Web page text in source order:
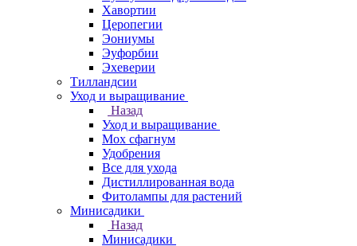
Хавортии
Церопегии
Эониумы
Эуфорбии
Эхеверии
Тилландсии
Уход и выращивание
Назад
Уход и выращивание
Мох сфагнум
Удобрения
Все для ухода
Дистиллированная вода
Фитолампы для растений
Минисадики
Назад
Минисадики